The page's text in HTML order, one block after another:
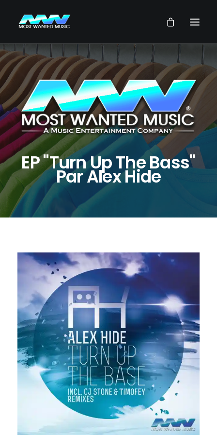
NEWS
ARTISTES
MUSIQUES
VIDEOS
SERVICES
STORE
NOTRE GROUPE
RECHERCHE
EP "Turn Up The Bass"
Par Alex Hide